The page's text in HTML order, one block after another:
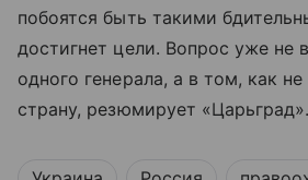
побоятся быть такими
достигнет цели. Вопрос уже не
одного генерала, а в том, как
страну, резюмирует «Царьград».